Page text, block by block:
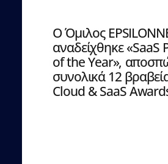
Ο Όμιλος
αναδείχθηκε «SaaS
of the Year»,
συνολικά 12
Cloud & SaaS